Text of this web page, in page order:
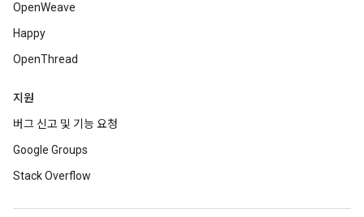
OpenWeave
Happy
OpenThread
지원
버그 신고 및 기능 요청
Google Groups
Stack Overflow